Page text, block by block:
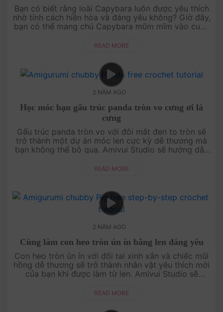
Bạn có biết rằng loài Capybara luôn được yêu thích
nhờ tính cách hiền hòa và đáng yêu không? Giờ đây,
bạn có thể mang chú Capybara mũm mĩm vào cuộc
tiết từ AmiVui Studi....
READ MORE
2 NĂM AGO
Học móc bạn gấu trúc panda tròn vo cưng ơi là
cưng
Gấu trúc panda tròn vo với đôi mắt đen to tròn sẽ
trở thành một dự án móc len cực kỳ dễ thương mà
bạn không thể bỏ qua. Amivui Studio sẽ hướng dẫn
hảo, từ thân tròn đến đô....
READ MORE
2 NĂM AGO
Cùng làm con heo tròn ủn ỉn bằng len đáng yêu
Con heo tròn ủn ỉn với đôi tai xinh xắn và chiếc mũi
hồng dễ thương sẽ trở thành nhân vật yêu thích mới
của bạn khi được làm từ len. Amivui Studio sẽ
đến chân ngắn mập....
READ MORE